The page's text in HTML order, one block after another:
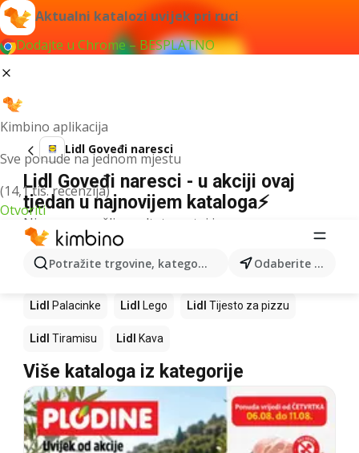
Aktualni katalozi uvijek pri ruci
Dodajte u Chrome – BESPLATNO
Kimbino aplikacija
Sve ponude na jednom mjestu
(14,1 tis. recenzija)
Otvoriti
Potražite trgovine, kategorije, proizvode... Odaberite grad
Lidl Goveđi naresci
Lidl Goveđi naresci - u akciji ovaj
tjedan u najnovijem kataloga⚡
Nismo pronašli rezultate za taj izraz.
Slijedeći proizvodi u trgovinama Lidl
Lidl Lidl Pizza Lidl Cheesecake
Lidl Palacinke Lidl Lego Lidl Tijesto za pizzu
Lidl Tiramisu Lidl Kava
Više kataloga iz kategorije